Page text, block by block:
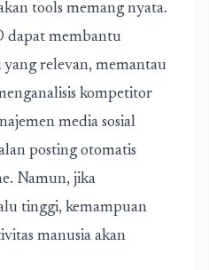
tools memang nyata.
dapat membantu
relevan, memantau
kompetitor
media sosial
posting otomatis
Namun, jika
tinggi, kemampuan
manusia akan